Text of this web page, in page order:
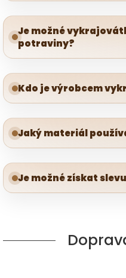
Je možné
potraviny?
Kdo je výrobcem
Jaký materiál
Je možné získat